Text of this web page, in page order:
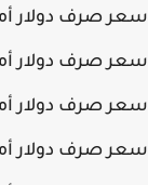
سعر صرف دولار أمريكي 4.34 رنجت مقابل
سعر صرف دولار أمريكي 54.427 بيسو مقابل
سعر صرف دولار أمريكي 18.6704 بيسو مقابل
سعر صرف دولار أمريكي 394.6 درام مقابل